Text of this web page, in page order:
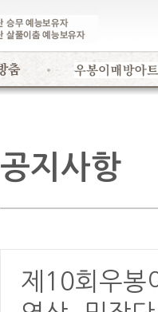
공지사항
제10회우봉